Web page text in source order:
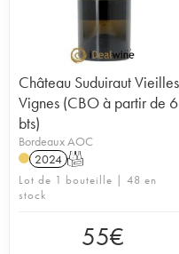
Château Suduiraut Vieilles
Vignes (CBO à partir de 6
bts)
Bordeaux AOC
2024 T
Lot de 1 bouteille | 48 en
stock
55€